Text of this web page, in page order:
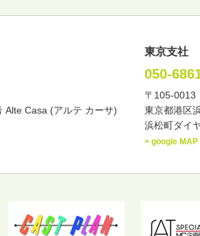
お笑い・バラエティー
講談
歳
Alte Casa (アルテ カーサ)
東京支社
050-
〒105-0013
東京都港区
浜松町ダイ
> google MAP